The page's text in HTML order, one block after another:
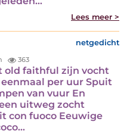
Lees meer >
netgedicht
363
old faithful zijn vocht
per uur Spuit
van vuur En
uitweg zocht
con fuoco Eeuwige